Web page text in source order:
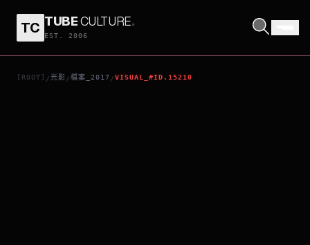
TC TUBECULTURE.
EST. 2006
[ROOT] /光影 /檔案_2017 /VISUAL_#ID.15210
羅曼先生